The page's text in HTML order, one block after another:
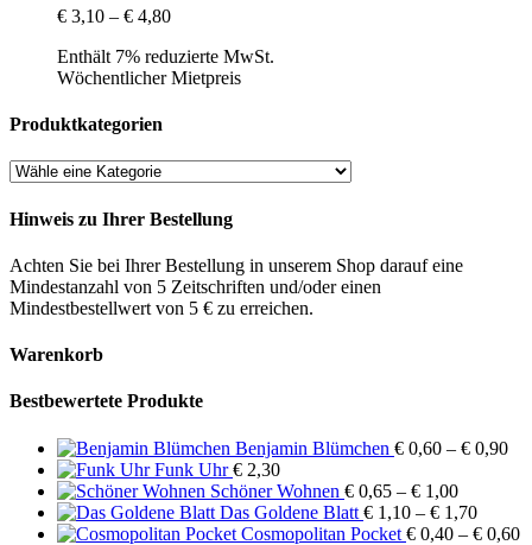
€ 3,10 – € 4,80Preisspanne:
bis
€ 4,80
Enthält 7% reduzierte MwSt.
Wöchentlicher Mietpreis
Produktkategorien
Hinweis zu Ihrer Bestellung
Achten Sie bei Ihrer Bestellung in unserem Shop darauf eine
Mindestanzahl von 5 Zeitschriften und/oder einen
Mindestbestellwert von 5 € zu erreichen.
Warenkorb
Bestbewertete Produkte
Benjamin Blümchen € 0,60 – € 0,90
Funk Uhr € 2,30
Schöner Wohnen € 0,65 – € 1,00
€ 0,65
bis
Das Goldene Blatt € 1,10 – € 1,70
€ 1,10
Cosmopolitan Pocket € 0,40 – € 0,60